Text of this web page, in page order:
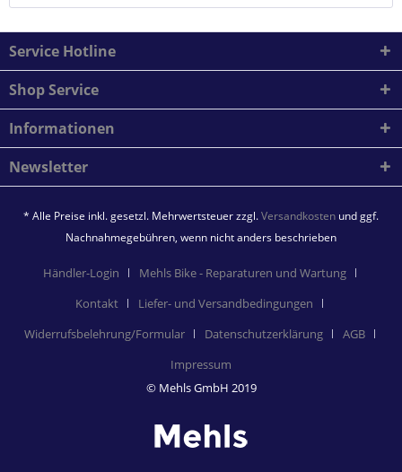
Service Hotline
Shop Service
Informationen
Newsletter
* Alle Preise inkl. gesetzl. Mehrwertsteuer zzgl.Versandkosten und ggf.
Nachnahmegebühren, wenn nicht anders beschrieben
Händler-Login
Mehls Bike - Reparaturen und Wartung
Kontakt
Liefer- und Versandbedingungen
Widerrufsbelehrung/Formular
Datenschutzerklärung
AGB
Impressum
© Mehls GmbH 2019